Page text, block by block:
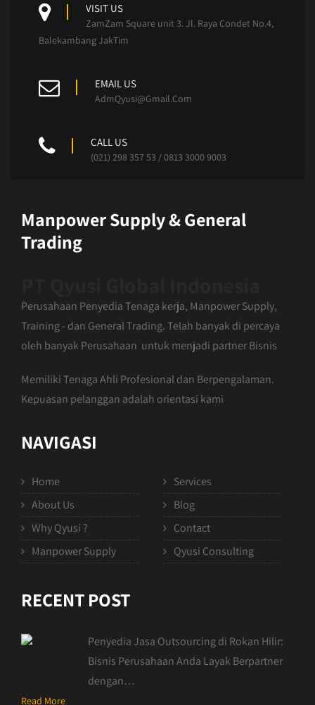
VISIT US
ZamZam Square unit 3. Jl. Raya Condet No.4,
Balekambang JakTim
EMAIL US
AdmQyusi@Gmail.Com
CALL US
(021) 298 357 53 / 0813 3000 9003
Manpower Supply & General
Trading
Perusahaan Penyedia Tenaga kerja, Manpower Supply,
Training - dan General Trading. Telah banyak di percaya
oleh banyak Perusahaan untuk menjadi partner Bisnis
Memiliki Tenaga Ahli Profesional dan Berpengalaman.
Kepuasan pelanggan adalah orientasi kami
NAVIGASI
Home
About Us
Why Qyusi ?
Manpower Supply
Services
Blog
Contact
Qyusi Consulting
RECENT POST
Penyedia Jasa Outsourcing di Rokan Hilir:
Bisnis Perusahaan Anda Layak Berpartner
dengan…
Read More